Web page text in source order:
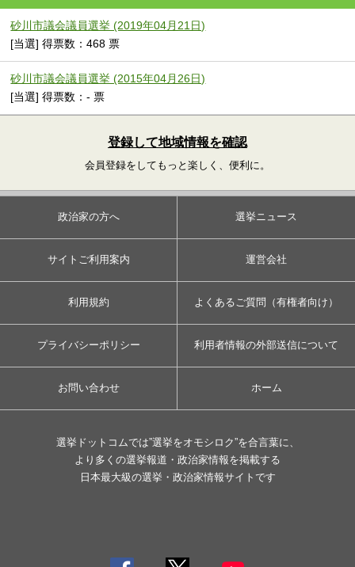
砂川市議会議員選挙 (2019年04月21日)
[当選] 得票数：468 票
砂川市議会議員選挙 (2015年04月26日)
[当選] 得票数：- 票
登録して地域情報を確認
会員登録をしてもっと楽しく、便利に。
政治家の方へ 選挙ニュース
サイトご利用案内 運営会社
利用規約 よくあるご質問（有権者向け）
プライバシーポリシー 利用者情報の外部送信について
お問い合わせ ホーム
選挙ドットコムでは”選挙をオモシロク”を合言葉に、
より多くの選挙報道・政治家情報を掲載する
日本最大級の選挙・政治家情報サイトです